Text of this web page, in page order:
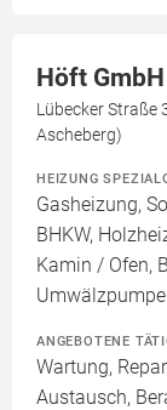
Höft
Lübecker Straße
Ascheberg)
HEIZUNG
Gasheizung,
BHKW,
Kamin / Ofen,
Umwälzpumpe
ANGEBOTENE
Wartung,
Austausch,